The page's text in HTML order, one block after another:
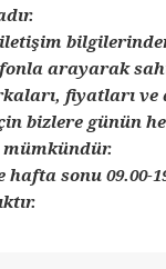
arayarak
fiyatları ve
bizlere günün
mümkündür.
sonu 09.00-